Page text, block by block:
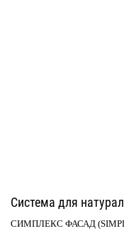
Система для
СИМПЛЕКС ФАСАД